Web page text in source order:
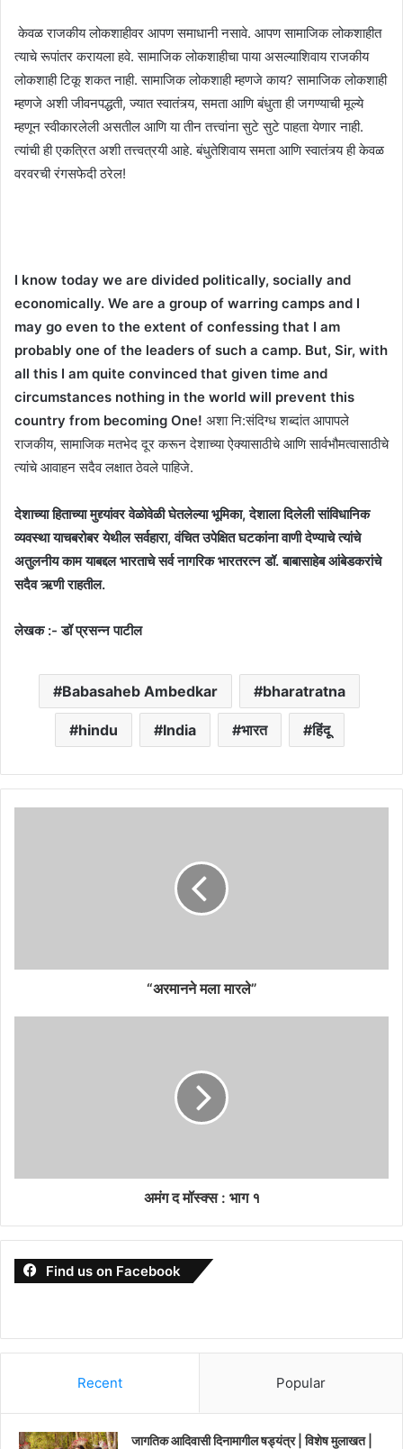
केवळ राजकीय लोकशाहीवर आपण समाधानी नसावे. आपण सामाजिक लोकशाहीत
त्याचे रूपांतर करायला हवे. सामाजिक लोकशाहीचा पाया असल्याशिवाय राजकीय
लोकशाही टिकू शकत नाही. सामाजिक लोकशाही म्हणजे काय? सामाजिक लोकशाही
म्हणजे अशी जीवनपद्धती, ज्यात स्वातंत्र्य, समता आणि बंधुता ही जगण्याची मूल्ये
म्हणून स्वीकारलेली असतील आणि या तीन तत्त्वांना सुटे सुटे पाहता येणार नाही.
त्यांची ही एकत्रित अशी तत्त्वत्रयी आहे. बंधुतेशिवाय समता आणि स्वातंत्र्य ही केवळ
वरवरची रंगसफेदी ठरेल!
I know today we are divided politically, socially and
economically. We are a group of warring camps and I
may go even to the extent of confessing that I am
probably one of the leaders of such a camp. But, Sir, with
all this I am quite convinced that given time and
circumstances nothing in the world will prevent this
country from becoming One! अशा नि:संदिग्ध शब्दांत आपापले
राजकीय, सामाजिक मतभेद दूर करून देशाच्या ऐक्यासाठीचे आणि सार्वभौमत्वासाठीचे
त्यांचे आवाहन सदैव लक्षात ठेवले पाहिजे.
देशाच्या हिताच्या मुद्द्यांवर वेळोवेळी घेतलेल्या भूमिका, देशाला दिलेली सांविधानिक
व्यवस्था याचबरोबर येथील सर्वहारा, वंचित उपेक्षित घटकांना वाणी देण्याचे त्यांचे
अतुलनीय काम याबद्दल भारताचे सर्व नागरिक भारतरत्न डॉ. बाबासाहेब आंबेडकरांचे
सदैव ऋणी राहतील.
लेखक :- डॉ प्रसन्न पाटील
Babasaheb Ambedkar bharatratna
hindu India भारत हिंदू
“अरमानने मला मारले”
अमंग द मॉस्क्स : भाग १
Find us on Facebook
Recent Popular
जागतिक आदिवासी दिनामागील षड्यंत्र | विशेष मुलाखत |